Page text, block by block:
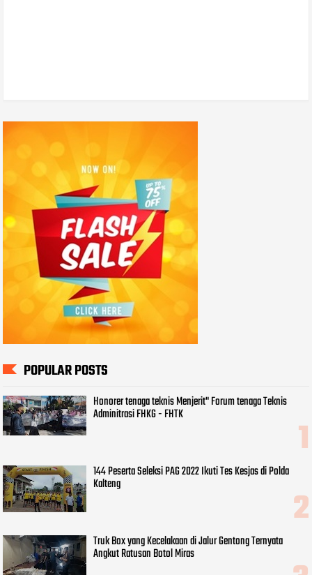
POPULAR POSTS
Honorer tenaga teknis Menjerit" Forum tenaga Teknis
Adminitrasi FHKG - FHTK
144 Peserta Seleksi PAG 2022 Ikuti Tes Kesjas di Polda
Kalteng
Truk Box yang Kecelakaan di Jalur Gentong Ternyata
Angkut Ratusan Botol Miras